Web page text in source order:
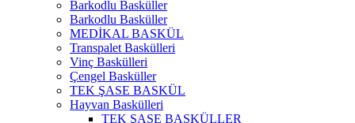
Barkodlu Basküller
Barkodlu Basküller
MEDİKAL BASKÜL
Transpalet Baskülleri
Vinç Baskülleri
Çengel Basküller
TEK ŞASE BASKÜL
Hayvan Baskülleri
TEK ŞASE BASKÜLLER